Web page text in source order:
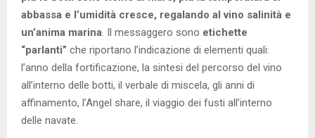
abbassa e l’umidità cresce, regalando al vino salinità e
un’anima marina. Il messaggero sono etichette
“parlanti” che riportano l’indicazione di elementi quali:
l’anno della fortificazione, la sintesi del percorso del vino
all’interno delle botti, il verbale di miscela, gli anni di
affinamento, l’Angel share, il viaggio dei fusti all’interno
delle navate.